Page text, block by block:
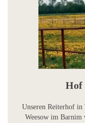
Hof
Unseren Reiterhof in
Weesow im